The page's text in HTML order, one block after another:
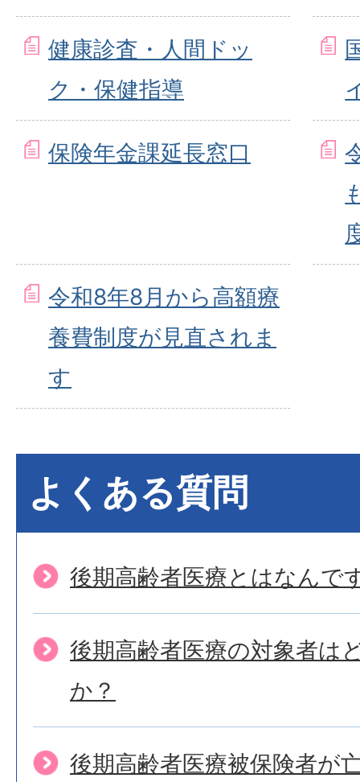
健康診査・人間ドッ
ク・保健指導
保険年金課延長窓口
令和8年8月から高額療
養費制度が見直されま
す
よくある質問
後期高齢者医療とはなんで
後期高齢者医療の対象者は
か？
後期高齢者医療被保険者が